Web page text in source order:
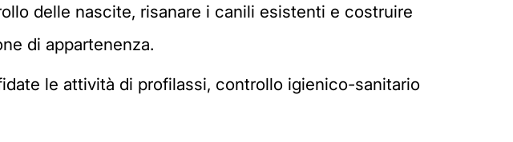
delle nascite, risanare i canili esistenti e costruire
di appartenenza.
le attività di profilassi, controllo igienico-sanitario